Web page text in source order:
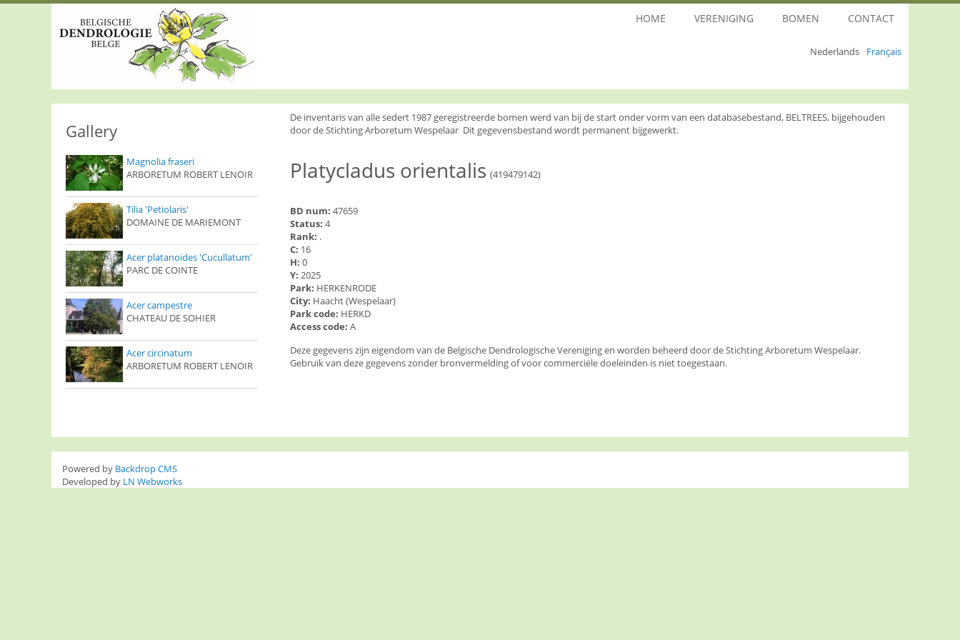
Nederlands Français
HOME VERENIGING BOMEN CONTACT
De inventaris van alle sedert 1987 geregistreerde bomen werd van bij de start onder vorm van een databasebestand, BELTREES, bijgehouden
door de Stichting Arboretum Wespelaar Dit gegevensbestand wordt permanent bijgewerkt.
Platycladus orientalis (419479142)
BD num: 47659
Status: 4
Rank: .
C: 16
H: 0
Y: 2025
Park: HERKENRODE
City: Haacht (Wespelaar)
Park code: HERKD
Access code: A
Deze gegevens zijn eigendom van de Belgische Dendrologische Vereniging en worden beheerd door de Stichting Arboretum Wespelaar.
Gebruik van deze gegevens zonder bronvermelding of voor commerciële doeleinden is niet toegestaan.
Gallery
Magnolia fraseri
ARBORETUM ROBERT LENOIR
Tilia 'Petiolaris'
DOMAINE DE MARIEMONT
Acer platanoides 'Cucullatum'
PARC DE COINTE
Acer campestre
CHATEAU DE SOHIER
Acer circinatum
ARBORETUM ROBERT LENOIR
Powered by Backdrop CMS
Developed by LN Webworks